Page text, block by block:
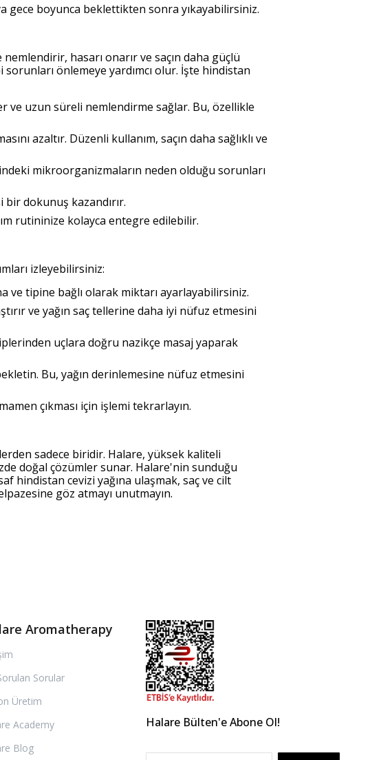
gece boyunca beklettikten sonra yıkayabilirsiniz.
hasarı onarır ve saçın daha güçlü
önlemeye yardımcı olur. İşte hindistan
ve uzun süreli nemlendirme sağlar. Bu, özellikle
azaltır. Düzenli kullanım, saçın daha sağlıklı ve
mikroorganizmaların neden olduğu sorunları
bir dokunuş kazandırır.
rutininize kolayca entegre edilebilir.
izleyebilirsiniz:
ve tipine bağlı olarak miktarı ayarlayabilirsiniz.
ve yağın saç tellerine daha iyi nüfuz etmesini
uçlara doğru nazikçe masaj yaparak
Bu, yağın derinlemesine nüfuz etmesini
çıkması için işlemi tekrarlayın.
sadece biridir. Halare, yüksek kaliteli
doğal çözümler sunar. Halare'nin sunduğu
hindistan cevizi yağına ulaşmak, saç ve cilt
göz atmayı unutmayın.
Aromatherapy
Sorular
Üretim
Academy
Blog
Halare Bülten'e Abone Ol!